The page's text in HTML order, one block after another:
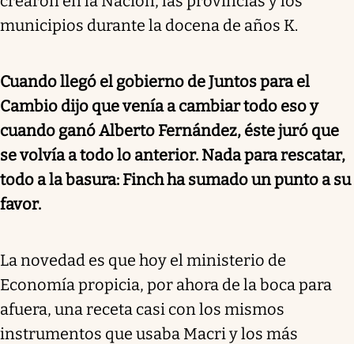
municipios durante la docena de años K.
Cuando llegó el gobierno de Juntos para el
Cambio dijo que venía a cambiar todo eso y
cuando ganó Alberto Fernández, éste juró que
se volvía a todo lo anterior. Nada para rescatar,
todo a la basura: Finch ha sumado un punto a su
favor.
La novedad es que hoy el ministerio de
Economía propicia, por ahora de la boca para
afuera, una receta casi con los mismos
instrumentos que usaba Macri y los más